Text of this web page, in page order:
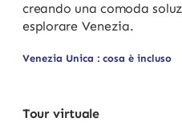
creando una comoda
esplorare Venezia.
Venezia Unica : cosa è incluso
Tour virtuale